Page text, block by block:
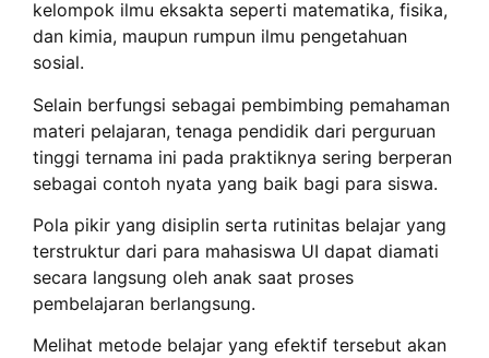
kelompok ilmu eksakta seperti matematika, fisika,
dan kimia, maupun rumpun ilmu pengetahuan
sosial.
Selain berfungsi sebagai pembimbing pemahaman
materi pelajaran, tenaga pendidik dari perguruan
tinggi ternama ini pada praktiknya sering berperan
sebagai contoh nyata yang baik bagi para siswa.
Pola pikir yang disiplin serta rutinitas belajar yang
terstruktur dari para mahasiswa UI dapat diamati
secara langsung oleh anak saat proses
pembelajaran berlangsung.
Melihat metode belajar yang efektif tersebut akan